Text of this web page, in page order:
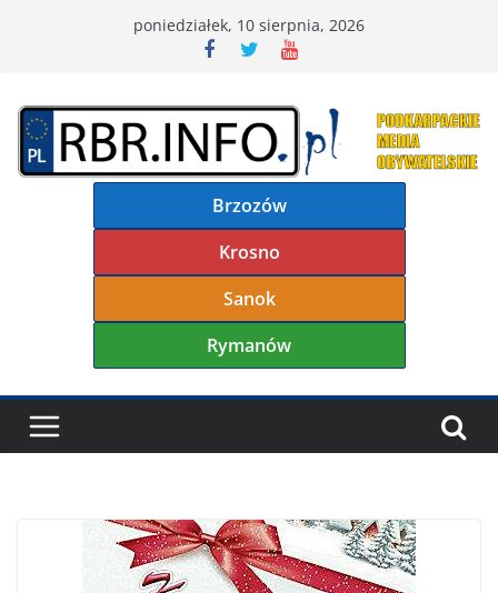
poniedziałek, 10 sierpnia, 2026
Brzozów
Krosno
Sanok
Rymanów